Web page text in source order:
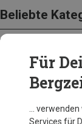
Beliebte
Für
…
Services für